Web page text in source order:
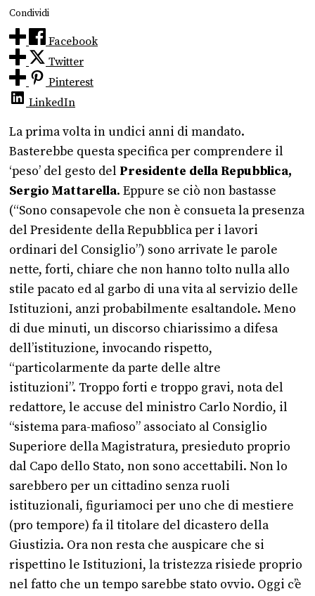
Condividi
Facebook
Twitter
Pinterest
LinkedIn
La prima volta in undici anni di mandato.
Basterebbe questa specifica per comprendere il
‘peso’ del gesto del Presidente della Repubblica,
Sergio Mattarella. Eppure se ciò non bastasse
(“Sono consapevole che non è consueta la presenza
del Presidente della Repubblica per i lavori
ordinari del Consiglio”) sono arrivate le parole
nette, forti, chiare che non hanno tolto nulla allo
stile pacato ed al garbo di una vita al servizio delle
Istituzioni, anzi probabilmente esaltandole. Meno
di due minuti, un discorso chiarissimo a difesa
dell’istituzione, invocando rispetto,
“particolarmente da parte delle altre
istituzioni”. Troppo forti e troppo gravi, nota del
redattore, le accuse del ministro Carlo Nordio, il
“sistema para-mafioso” associato al Consiglio
Superiore della Magistratura, presieduto proprio
dal Capo dello Stato, non sono accettabili. Non lo
sarebbero per un cittadino senza ruoli
istituzionali, figuriamoci per uno che di mestiere
(pro tempore) fa il titolare del dicastero della
Giustizia. Ora non resta che auspicare che si
rispettino le Istituzioni, la tristezza risiede proprio
nel fatto che un tempo sarebbe stato ovvio. Oggi c’è